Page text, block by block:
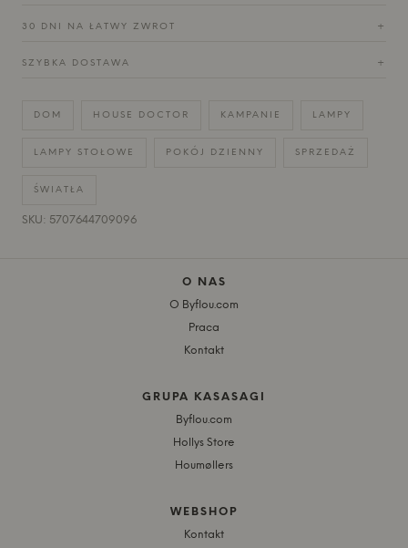
30 DNI NA ŁATWY ZWROT +
SZYBKA DOSTAWA +
DOM HOUSE DOCTOR KAMPANIE LAMPY
LAMPY STOŁOWE POKÓJ DZIENNY SPRZEDAŻ
ŚWIATŁA
SKU: 5707644709096
O NAS
O Byflou.com
Praca
Kontakt
GRUPA KASASAGI
Byflou.com
Hollys Store
Houmøllers
WEBSHOP
Kontakt